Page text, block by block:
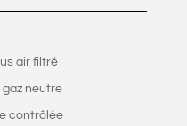
air filtré
neutre
contrôlée